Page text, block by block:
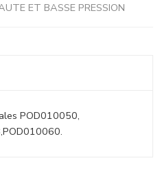
ET BASSE PRESSION
POD010050,